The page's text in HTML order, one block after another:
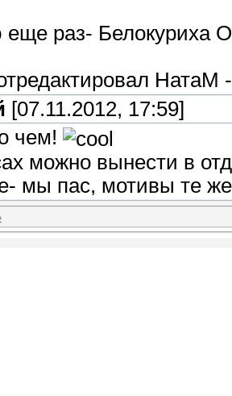
еще раз- Белокуриха
НатаМ
[07.11.2012, 17:59]
чем!
можно вынести в
мы пас, мотивы те